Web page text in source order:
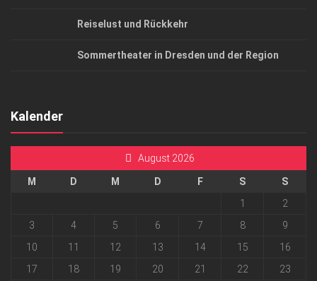
Reiselust und Rückkehr
Sommertheater in Dresden und der Region
Kalender
August 2026
M D M D F S
S
1
2
3
4 5 6 7 8
9
10
11 12 13 14 15
16
17
18 19 20 21 22
23